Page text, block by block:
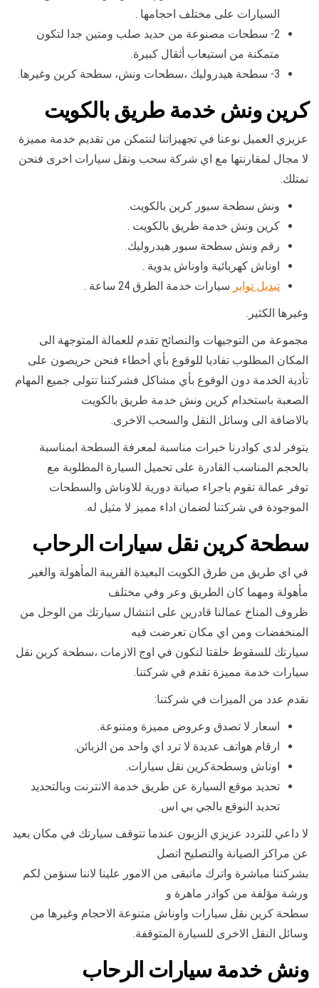
السيارات على مختلف احجامها .
2- سطحات مصنوعة من حديد صلب ومتين جدا لتكون
متمكنة من استيعاب أثقال كبيرة.
3- سطحة هيدروليك ،سطحات ونش، سطحة كرين وغيرها.
كرين ونش خدمة طريق بالكويت
عزيزي العميل نوعنا في تجهيزاتنا لنتمكن من تقديم خدمة مميزة
لا مجال لمقارنتها مع اي شركة سحب ونقل سيارات اخرى فنحن
نمتلك.
ونش سطحة سبور كرين بالكويت.
كرين ونش خدمة طريق بالكويت .
رقم ونش سطحة سبور هيدروليك.
اوناش كهربائية واوناش يدوية .
تبديل تواير سيارات خدمة الطرق 24 ساعة .
وغيرها الكثير.
مجموعة من التوجيهات والنصائح تقدم للعمالة المتوجهة الى
المكان المطلوب تفاديا للوقوع بأي أخطاء فنحن حريصون على
تأدية الخدمة دون الوقوع بأي مشاكل فشركتنا تتولى جميع المهام
الصعبة باستخدام كرين ونش خدمة طريق بالكويت
بالاضافة الى وسائل النقل والسحب الاخرى.
يتوفر لدى كوادرنا خبرات مناسبة لمعرفة السطحة ابمناسبة
بالحجم المناسب القادرة على تحميل السيارة المطلوبة مع
توفر عمالة تقوم باجراء صيانة دورية للاوناش والسطحات
الموجودة في شركتنا لضمان اداء مميز لا مثيل له.
سطحة كرين نقل سيارات الرحاب
في اي طريق من طرق الكويت البعيدة القريبة المأهولة والغير
مأهولة ومهما كان الطريق وعر وفي مختلف
ظروف المناخ عمالنا قادرين على انتشال سيارتك من الوحل من
المنخفضات ومن اي مكان تعرضت فيه
سيارتك للسقوط خلقتا لنكون في اوج الازمات ،سطحة كرين نقل
سيارات خدمة مميزة تقدم في شركتنا.
نقدم عدد من الميزات في شركتنا:
اسعار لا تصدق وعروض مميزة ومتنوعة.
ارقام هواتف عديدة لا ترد اي واحد من الزبائن.
اوناش وسطحةكرين نقل سيارات.
تحديد موقع السيارة عن طريق خدمة الانترنت وبالتحديد
تحديد النوقع بالجي بي اس.
لا داعي للتردد عزيزي الزبون عندما تتوقف سيارتك في مكان بعيد
عن مراكز الصيانة والتصليح اتصل
بشركتنا مباشرة واترك ماتبقى من الامور علينا لاننا سنؤمن لكم
ورشة مؤلفة من كوادر ماهرة و
سطحة كرين نقل سيارات واوناش متنوعة الاحجام وغيرها من
وسائل النقل الاخرى للسيارة المتوقفة.
ونش خدمة سيارات الرحاب